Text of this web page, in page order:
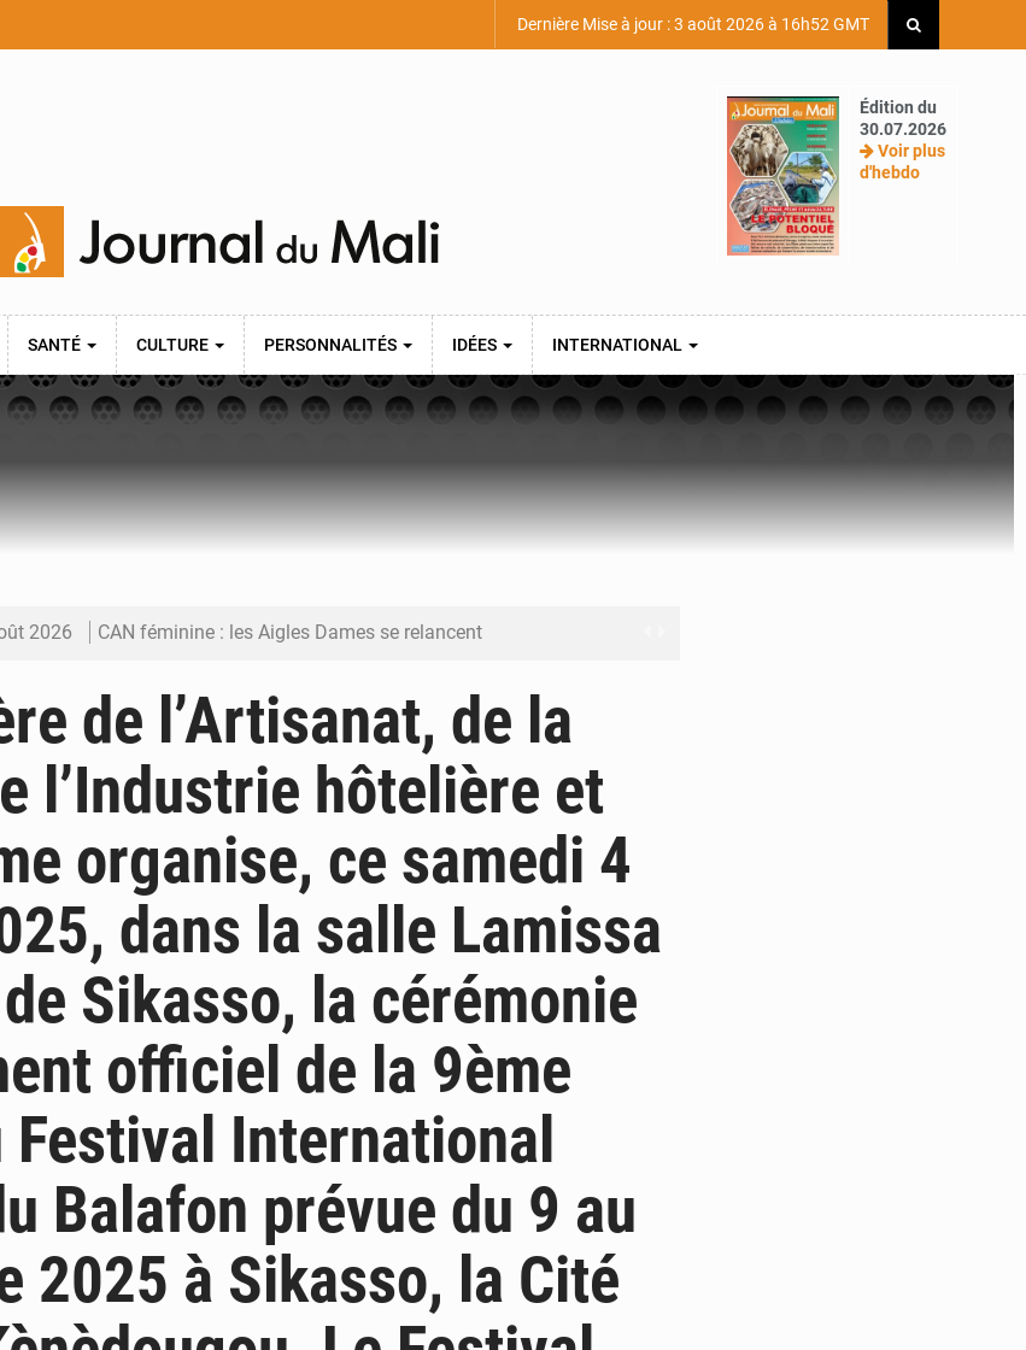
Dernière Mise à jour : 3 août 2026 à 16h52 GMT
Édition du
30.07.2026
Voir plus
d'hebdo
SANTÉ CULTURE PERSONNALITÉS IDÉES INTERNATIONAL
2026 CAN féminine : les Aigles Dames se relancent
2026 Hivernage : l’anticipation des crues à l’épreuve
2026 Mobilité étudiante : une présence africaine en hausse dans les universités russes
2026 Emploi des jeunes au Mali : des compétences encore difficiles à valoriser
de l’Artisanat, de la
l’Industrie hôtelière et
organise, ce samedi 4
dans la salle Lamissa
de Sikasso, la cérémonie
officiel de la 9ème
International
Balafon prévue du 9 au
2025 à Sikasso, la Cité